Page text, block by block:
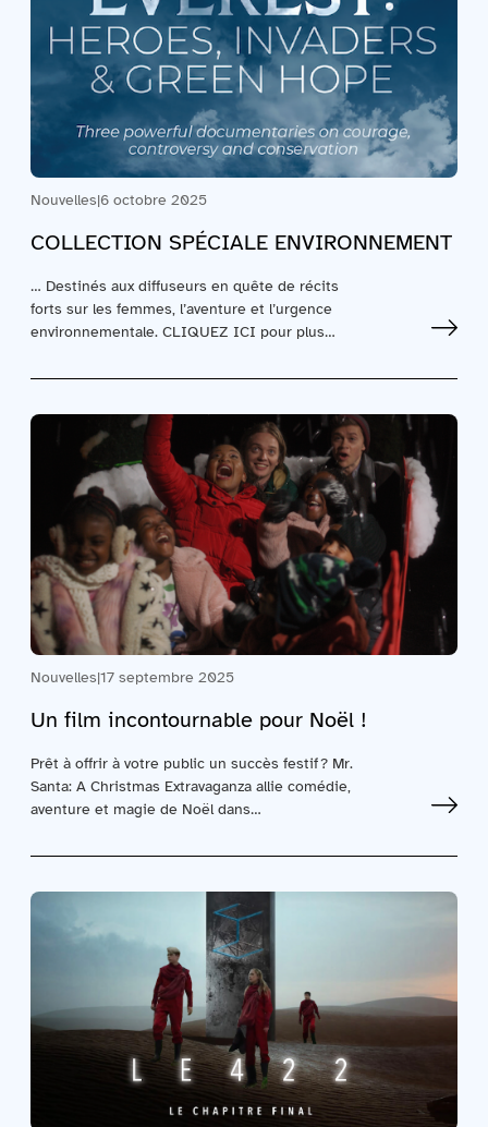
Nouvelles|6 octobre 2025
COLLECTION SPÉCIALE ENVIRONNEMENT
… Destinés aux diffuseurs en quête de récits
forts sur les femmes, l’aventure et l’urgence
environnementale. CLIQUEZ ICI pour plus…
Nouvelles|17 septembre 2025
Un film incontournable pour Noël !
Prêt à offrir à votre public un succès festif ? Mr.
Santa: A Christmas Extravaganza allie comédie,
aventure et magie de Noël dans…